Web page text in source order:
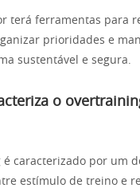
terá ferramentas para
prioridades e
sustentável e segura.
o
é caracterizado por um
estímulo de treino e